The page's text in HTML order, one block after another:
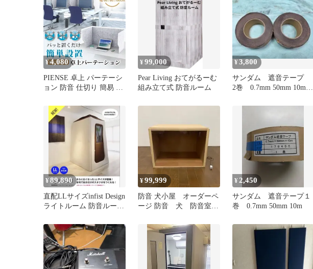
¥4,080
PIENSE 卓上 パーテーシ
ョン 防音 仕切り 簡易 防
音室 衝立 折り畳み式 (グ
レー, 60cm)
¥99,000
Pear Living おてがるーむ
組み立て式 防音ルーム
¥3,800
サンダム 遮音テープ
2巻 0.7mm 50mm 10m
¥89,890
直配LLサイズinfist Design
ライトルーム 防音ルーム
¥99,999
防音 犬小屋 オーダーペ
ージ 防音 犬 防音室
¥2,450
サンダム 遮音テープ１
巻 0.7mm 50mm 10m